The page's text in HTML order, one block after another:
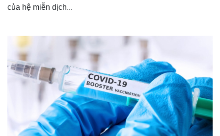
của hệ miễn dịch...